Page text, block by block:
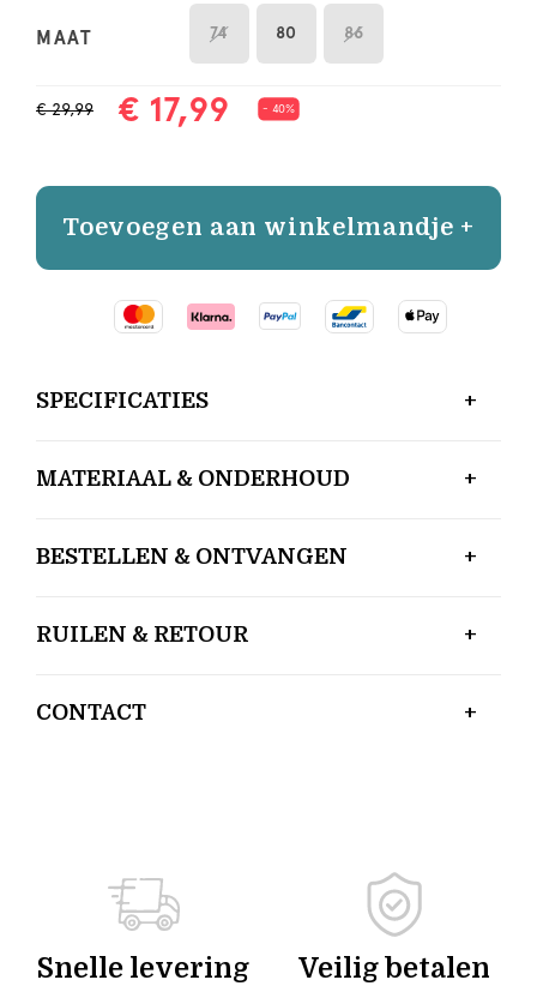
MAAT 74 80 86
€ 29,99 € 17,99 - 40%
Toevoegen aan winkelmandje +
SPECIFICATIES
MATERIAAL & ONDERHOUD
BESTELLEN & ONTVANGEN
RUILEN & RETOUR
CONTACT
Snelle levering Veilig betalen